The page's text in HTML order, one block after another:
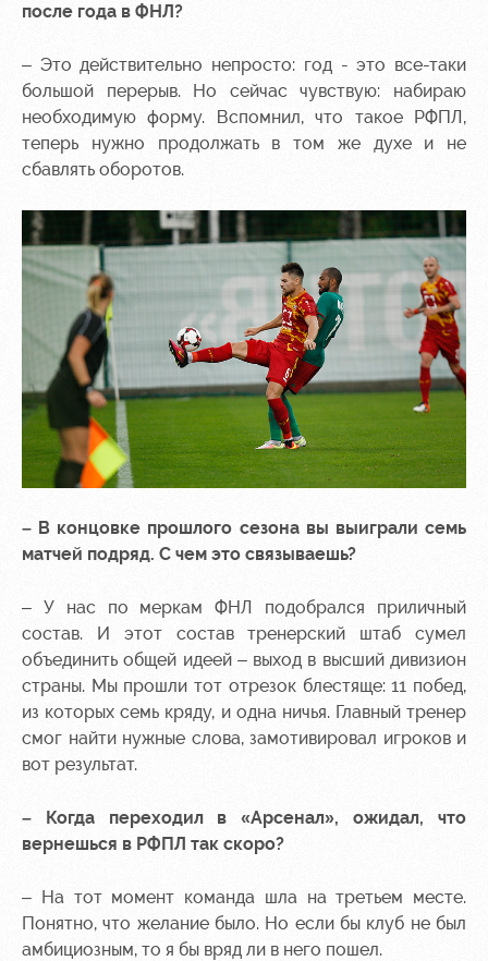
после года в ФНЛ?
– Это действительно непросто: год - это все-таки
большой перерыв. Но сейчас чувствую: набираю
необходимую форму. Вспомнил, что такое РФПЛ,
теперь нужно продолжать в том же духе и не
сбавлять оборотов.
– В концовке прошлого сезона вы выиграли семь
матчей подряд. С чем это связываешь?
– У нас по меркам ФНЛ подобрался приличный
состав. И этот состав тренерский штаб сумел
объединить общей идеей – выход в высший дивизион
страны. Мы прошли тот отрезок блестяще: 11 побед,
из которых семь кряду, и одна ничья. Главный тренер
смог найти нужные слова, замотивировал игроков и
вот результат.
– Когда переходил в «Арсенал», ожидал, что
вернешься в РФПЛ так скоро?
– На тот момент команда шла на третьем месте.
Понятно, что желание было. Но если бы клуб не был
амбициозным, то я бы вряд ли в него пошел.